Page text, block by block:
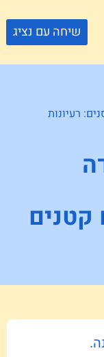
שיחה עם נציג
רעיונות
קטנים